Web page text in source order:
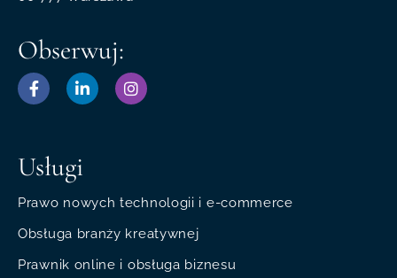
Obserwuj:
Usługi
Prawo nowych technologii i e-commerce
Obsługa branży kreatywnej
Prawnik online i obsługa biznesu